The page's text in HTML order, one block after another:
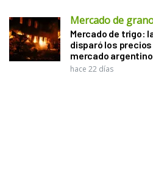
Mercado de
Mercado de trigo:
disparó los
mercado argentino
hace 22 días